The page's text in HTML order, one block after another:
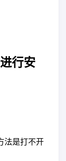
进行安
法是打不开